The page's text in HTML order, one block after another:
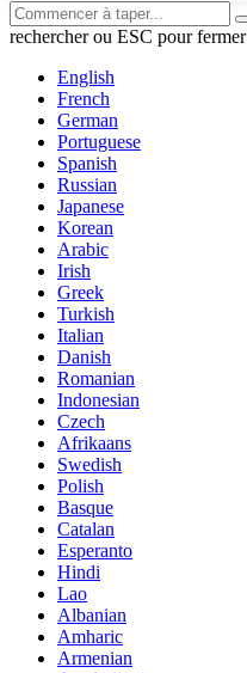
rechercher ou ESC pour fermer
English
French
German
Portuguese
Spanish
Russian
Japanese
Korean
Arabic
Irish
Greek
Turkish
Italian
Danish
Romanian
Indonesian
Czech
Afrikaans
Swedish
Polish
Basque
Catalan
Esperanto
Hindi
Lao
Albanian
Amharic
Armenian